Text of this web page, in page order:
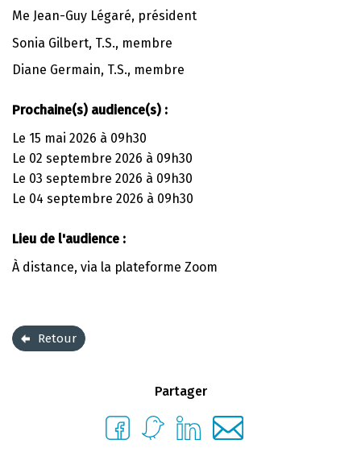
Me Jean-Guy Légaré, président
Sonia Gilbert, T.S., membre
Diane Germain, T.S., membre
Prochaine(s) audience(s) :
Le 15 mai 2026 à 09h30
Le 02 septembre 2026 à 09h30
Le 03 septembre 2026 à 09h30
Le 04 septembre 2026 à 09h30
Lieu de l'audience :
À distance, via la plateforme Zoom
Retour
Partager